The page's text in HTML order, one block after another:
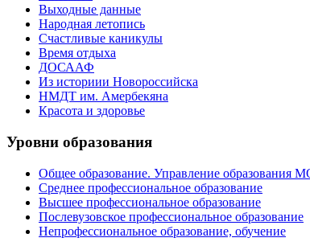
Выходные данные
Народная летопись
Счастливые каникулы
Время отдыха
ДОСААФ
Из историии Новороссийска
НМДТ им. Амербекяна
Красота и здоровье
Уровни образования
Общее образование. Управление образования
Среднее профессиональное образование
Высшее профессиональное образование
Послевузовское профессиональное образование
Непрофессиональное образование, обучение